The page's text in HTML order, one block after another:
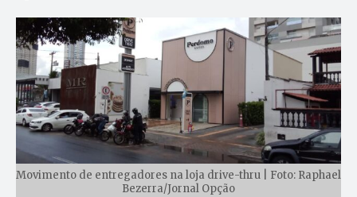
Movimento de entregadores na loja drive-thru | Foto: Raphael
Bezerra/Jornal Opção